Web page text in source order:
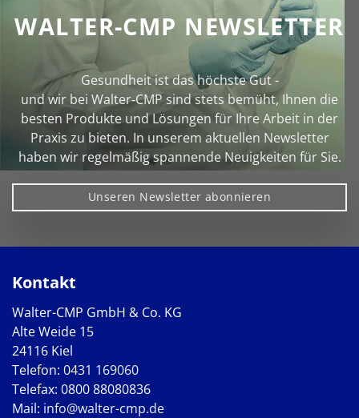
WALTER-CMP NEWSLETTER
Gesundheit ist das höchste Gut -
und wir bei Walter‑CMP sind stets bemüht, Ihnen die
besten Produkte und Lösungen für Ihre Arbeit in der
Praxis zu bieten. In unserem aktuellen Newsletter
haben wir regelmäßig spannende Neuigkeiten für Sie.
Unseren Newsletter abonnieren
Kontakt
Walter-CMP GmbH & Co. KG
Alte Weide 15
24116 Kiel
Telefon: 0431 169060
Telefax: 0800 88080836
Mail: info@walter-cmp.de